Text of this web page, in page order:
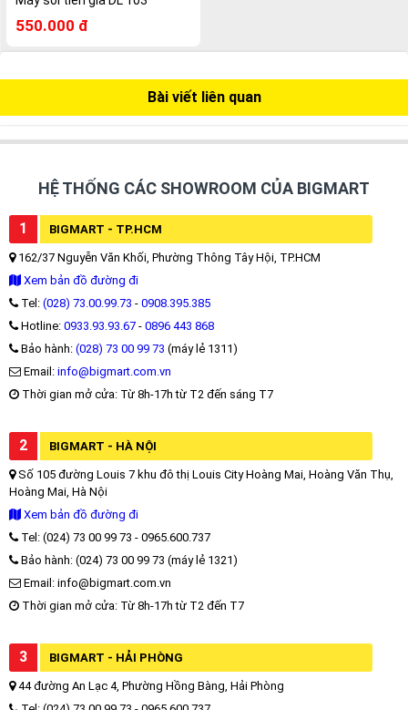
550.000 đ
Bài viết liên quan
HỆ THỐNG CÁC SHOWROOM CỦA BIGMART
1 BIGMART - TP.HCM
162/37 Nguyễn Văn Khối, Phường Thông Tây Hội, TP.HCM
Xem bản đồ đường đi
Tel: (028) 73.00.99.73 - 0908.395.385
Hotline: 0933.93.93.67 - 0896 443 868
Bảo hành: (028) 73 00 99 73 (máy lẻ 1311)
Email: info@bigmart.com.vn
Thời gian mở cửa: Từ 8h-17h từ T2 đến sáng T7
2 BIGMART - HÀ NỘI
Số 105 đường Louis 7 khu đô thị Louis City Hoàng Mai, Hoàng Văn Thụ,
Hoàng Mai, Hà Nội
Xem bản đồ đường đi
Tel: (024) 73 00 99 73 - 0965.600.737
Bảo hành: (024) 73 00 99 73 (máy lẻ 1321)
Email: info@bigmart.com.vn
Thời gian mở cửa: Từ 8h-17h từ T2 đến T7
3 BIGMART - HẢI PHÒNG
44 đường An Lạc 4, Phường Hồng Bàng, Hải Phòng